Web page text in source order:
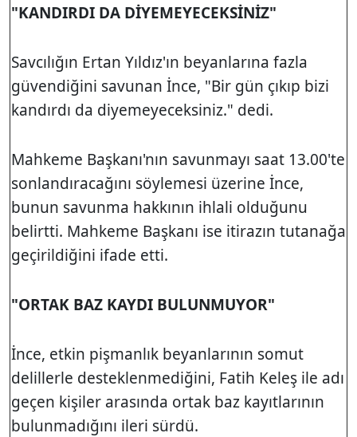
"KANDIRDI DA DİYEMEYECEKSİNİZ"
Savcılığın Ertan Yıldız'ın beyanlarına fazla
güvendiğini savunan İnce, "Bir gün çıkıp bizi
kandırdı da diyemeyeceksiniz." dedi.
Mahkeme Başkanı'nın savunmayı saat 13.00'te
sonlandıracağını söylemesi üzerine İnce,
bunun savunma hakkının ihlali olduğunu
belirtti. Mahkeme Başkanı ise itirazın tutanağa
geçirildiğini ifade etti.
"ORTAK BAZ KAYDI BULUNMUYOR"
İnce, etkin pişmanlık beyanlarının somut
delillerle desteklenmediğini, Fatih Keleş ile adı
geçen kişiler arasında ortak baz kayıtlarının
bulunmadığını ileri sürdü.